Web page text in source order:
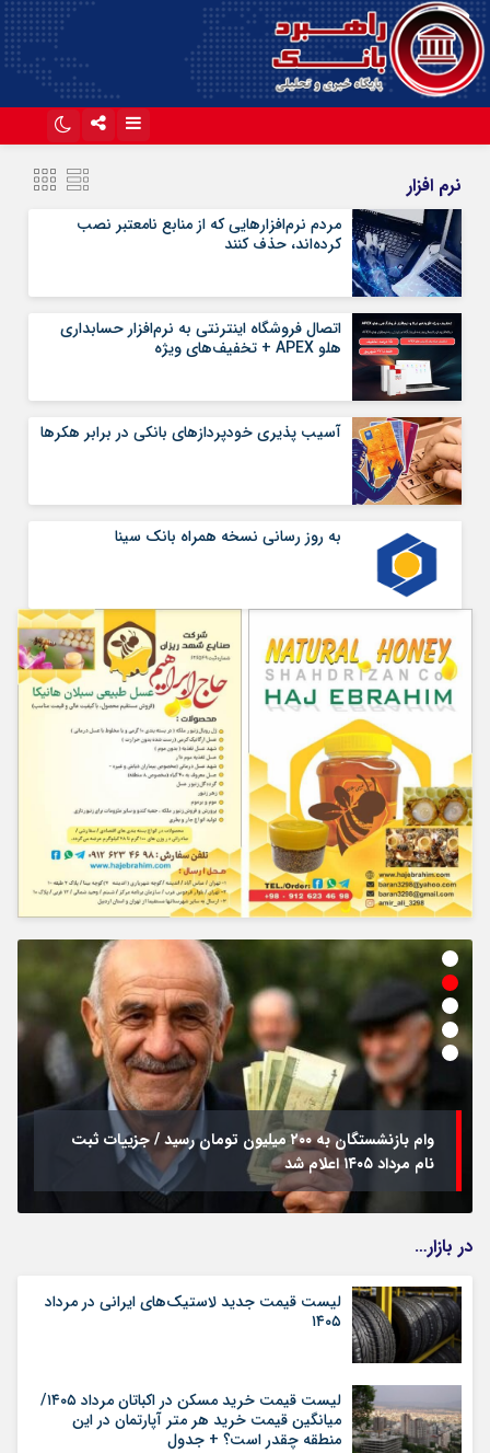
آپارات
نرم افزار
مردم نرم‌افزار‌هایی که از منابع نامعتبر نصب
کرده‌اند، حذف کنند
اتصال فروشگاه اینترنتی به نرم‌افزار حسابداری
هلو APEX + تخفیف‌های ویژه
آسیب پذیری خودپردازهای بانکی در برابر هکرها
به روز رسانی نسخه همراه بانک سینا
وام بازنشستگان به ۲۰۰ میلیون تومان رسید / جزییات ثبت
نام مرداد ۱۴۰۵ اعلام شد
در بازار…
لیست قیمت جدید لاستیک‌های ایرانی در مرداد
۱۴۰۵
لیست قیمت خرید مسکن در اکباتان مرداد ۱۴۰۵/
میانگین قیمت خرید هر متر آپارتمان در این
منطقه چقدر است؟ + جدول